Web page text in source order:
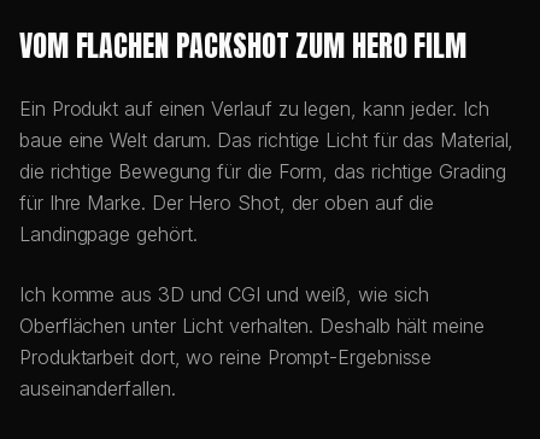
VOM FLACHEN PACKSHOT ZUM HERO FILM
Ein Produkt auf einen Verlauf zu legen, kann jeder. Ich
baue eine Welt darum. Das richtige Licht für das Material,
die richtige Bewegung für die Form, das richtige Grading
für Ihre Marke. Der Hero Shot, der oben auf die
Landingpage gehört.
Ich komme aus 3D und CGI und weiß, wie sich
Oberflächen unter Licht verhalten. Deshalb hält meine
Produktarbeit dort, wo reine Prompt-Ergebnisse
auseinanderfallen.